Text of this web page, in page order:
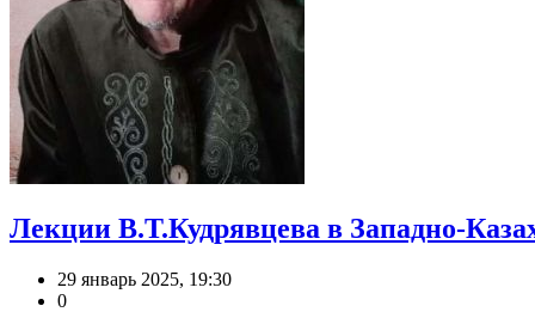
Лекции В.Т.Кудрявцева в Западно-
29 январь 2025, 19:30
0